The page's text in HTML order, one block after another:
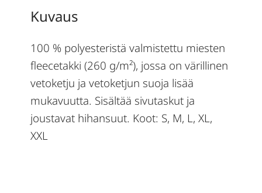
Kuvaus
100 % polyesteristä valmistettu miesten
fleecetakki (260 g/m²), jossa on värillinen
vetoketju ja vetoketjun suoja lisää
mukavuutta. Sisältää sivutaskut ja
joustavat hihansuut. Koot: S, M, L, XL,
XXL